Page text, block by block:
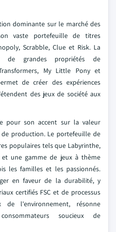
dominante sur le marché des
vaste portefeuille de titres
Scrabble, Clue et Risk. La
de grandes propriétés de
My Little Pony et
de créer des expériences
des jeux de société aux
pour son accent sur la valeur
production. Le portefeuille de
populaires tels que Labyrinthe,
et une gamme de jeux à thème
les familles et les passionnés.
en faveur de la durabilité, y
certifiés FSC et de processus
de l'environnement, résonne
soucieux de